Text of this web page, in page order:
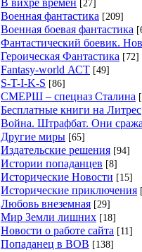
[27]
Военная фантастика [209]
Военная боевая фантастика
Фантастический боевик.
Героическая Фантастика [72]
Fantasy-world АСТ [49]
S-T-I-K-S [86]
СМЕРШ – спецназ Сталина
Бесплатные книги на Литрес
Война. Штрафбат. Они
Другие миры [65]
Издательские решения [94]
Истории попаданцев [8]
Исторические Новости [15]
Исторические приключения
Любовь внеземная [29]
Мир Земли лишних [18]
Новости о работе сайта [11]
Попаданец в ВОВ [138]